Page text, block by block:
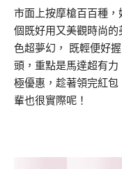
市面上按摩槍百百種
個既好用又美觀時尚
色超夢幻， 既輕便好
頭，重點是馬達超有
極優惠，趁著領完紅
輩也很實際呢！